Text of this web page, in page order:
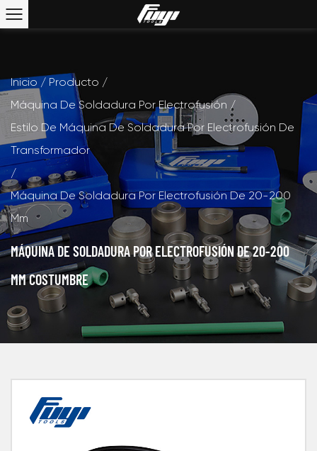
Inicio / Producto /
Máquina De Soldadura Por Electrofusión /
Estilo De Máquina De Soldadura Por Electrofusión De
Transformador
/
Máquina De Soldadura Por Electrofusión De 20-200
Mm
MÁQUINA DE SOLDADURA POR ELECTROFUSIÓN DE 20-200
MM COSTUMBRE